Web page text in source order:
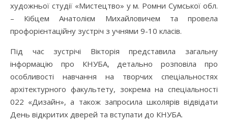
художньої студії «Мистецтво» у м. Ромни Сумської обл.
– Кібцем Анатолієм Михайловичем та провела
профорієнтаційну зустріч з учнями 9-10 класів.
Під час зустрічі Вікторія представила загальну
інформацію про КНУБА, детально розповіла про
особливості навчання на творчих спеціальностях
архітектурного факультету, зокрема на спеціальності
022 «Дизайн», а також запросила школярів відвідати
День відкритих дверей та вступати до КНУБА.